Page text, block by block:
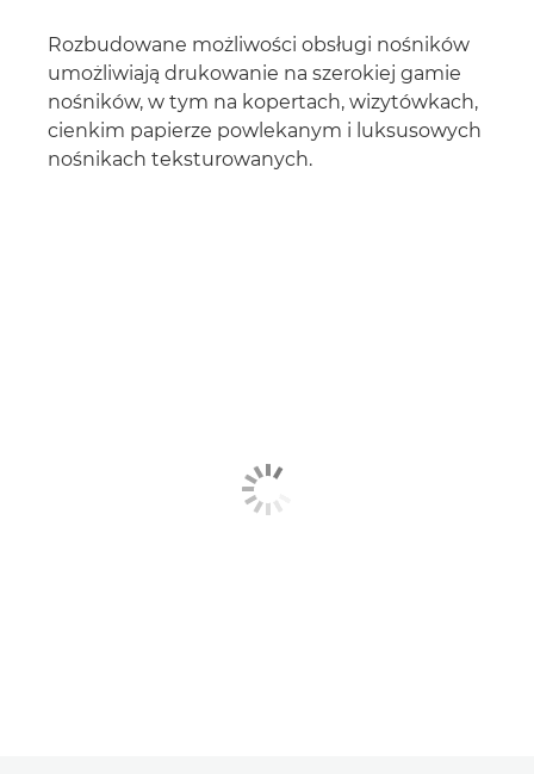
Rozbudowane możliwości obsługi nośników
umożliwiają drukowanie na szerokiej gamie
nośników, w tym na kopertach, wizytówkach,
cienkim papierze powlekanym i luksusowych
nośnikach teksturowanych.